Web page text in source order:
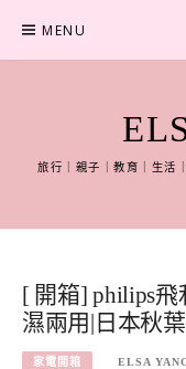
content
MENU
旅行｜親子｜教育｜生活
[ 開箱] philips飛
濕兩用|日本秋
家電開箱 ELSA